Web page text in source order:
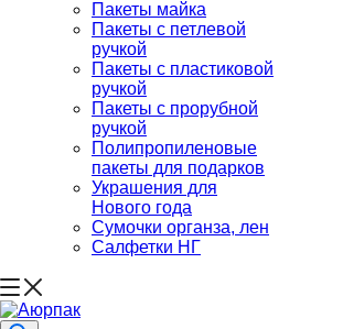
Пакеты майка
Пакеты с петлевой
ручкой
Пакеты с пластиковой
ручкой
Пакеты с прорубной
ручкой
Полипропиленовые
пакеты для подарков
Украшения для
Нового года
Сумочки органза, лен
Салфетки НГ